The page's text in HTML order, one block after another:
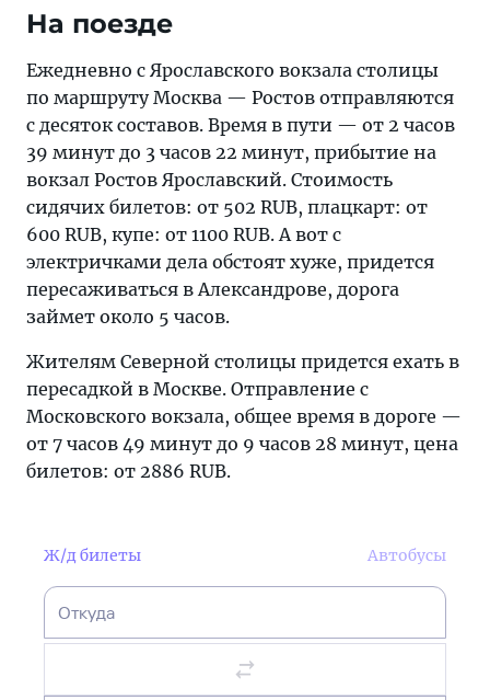
На поезде
Ежедневно с Ярославского вокзала столицы
по маршруту Москва — Ростов отправляются
с десяток составов. Время в пути — от 2 часов
39 минут до 3 часов 22 минут, прибытие на
вокзал Ростов Ярославский. Стоимость
сидячих билетов: от 502 RUB, плацкарт: от
600 RUB, купе: от 1100 RUB. А вот с
электричками дела обстоят хуже, придется
пересаживаться в Александрове, дорога
займет около 5 часов.
Жителям Северной столицы придется ехать в
пересадкой в Москве. Отправление с
Московского вокзала, общее время в дороге —
от 7 часов 49 минут до 9 часов 28 минут, цена
билетов: от 2886 RUB.
Ж/д билеты Автобусы
Откуда